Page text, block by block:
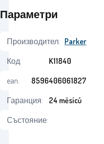
Параметри
Производител: Parker
Код:
K11840
ean:
8596406061827
Гаранция:
24 měsíců
Състояние: